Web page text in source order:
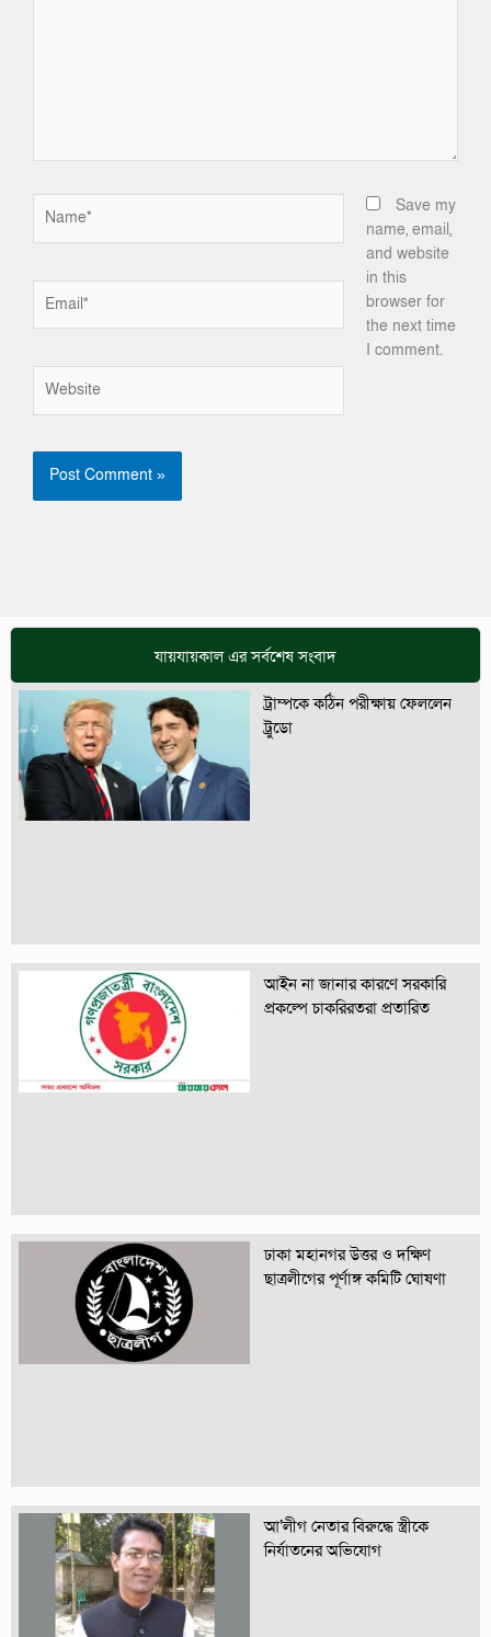
Save my
name, email,
and website
in this
browser for
the next time
I comment.
যায়যায়কাল এর সর্বশেষ সংবাদ
ট্রাম্পকে কঠিন পরীক্ষায় ফেললেন
ট্রুডো
আইন না জানার কারণে সরকারি
প্রকল্পে চাকরিরতরা প্রতারিত
ঢাকা মহানগর উত্তর ও দক্ষিণ
ছাত্রলীগের পূর্ণাঙ্গ কমিটি ঘোষণা
আ’লীগ নেতার বিরুদ্ধে স্ত্রীকে
নির্যাতনের অভিযোগ